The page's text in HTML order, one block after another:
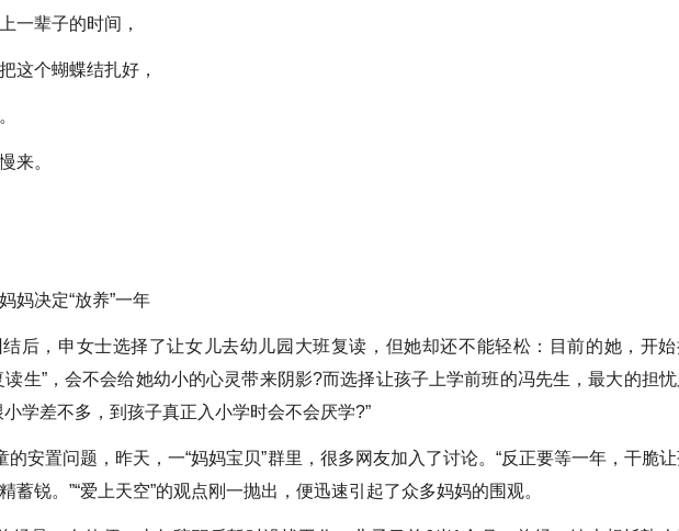
一辈子的时间，
这个蝴蝶结扎好，
来。
妈决定“放养”一年
后，申女士选择了让女儿去幼儿园大班复读，但她却还不能轻松：目前的她，开始
读生”，会不会给她幼小的心灵带来阴影?而选择让孩子上学前班的冯先生，最大的担忧
小学差不多，到孩子真正入小学时会不会厌学?”
的安置问题，昨天，一“妈妈宝贝”群里，很多网友加入了讨论。“反正要等一年，干脆
蓄锐。”“爱上天空”的观点刚一抛出，便迅速引起了众多妈妈的围观。